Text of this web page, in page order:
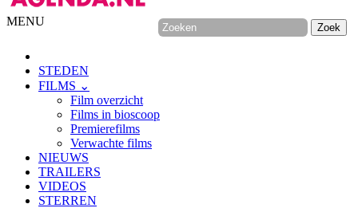
MENU
STEDEN
FILMS ⌄
Film overzicht
Films in bioscoop
Premierefilms
Verwachte films
NIEUWS
TRAILERS
VIDEOS
STERREN